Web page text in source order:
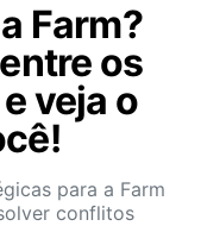
Farm?
os
veja o
para a Farm
conflitos